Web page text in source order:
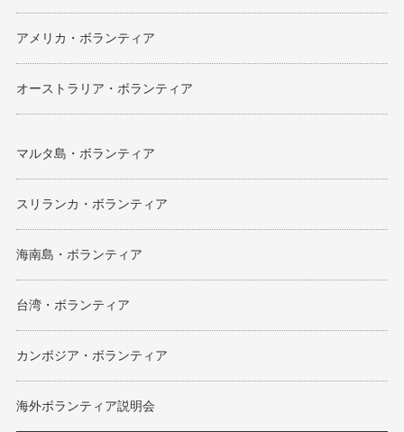
アメリカ・ボランティア
オーストラリア・ボランティア
マルタ島・ボランティア
スリランカ・ボランティア
海南島・ボランティア
台湾・ボランティア
カンボジア・ボランティア
海外ボランティア説明会